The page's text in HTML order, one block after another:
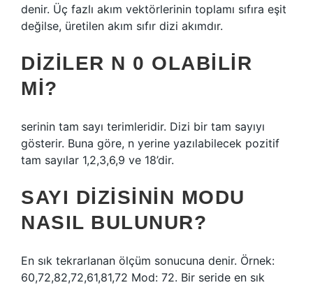
denir. Üç fazlı akım vektörlerinin toplamı sıfıra eşit
değilse, üretilen akım sıfır dizi akımdır.
DIZILER N 0 OLABILIR
MI?
serinin tam sayı terimleridir. Dizi bir tam sayıyı
gösterir. Buna göre, n yerine yazılabilecek pozitif
tam sayılar 1,2,3,6,9 ve 18’dir.
SAYI DIZISININ MODU
NASIL BULUNUR?
En sık tekrarlanan ölçüm sonucuna denir. Örnek:
60,72,82,72,61,81,72 Mod: 72. Bir seride en sık